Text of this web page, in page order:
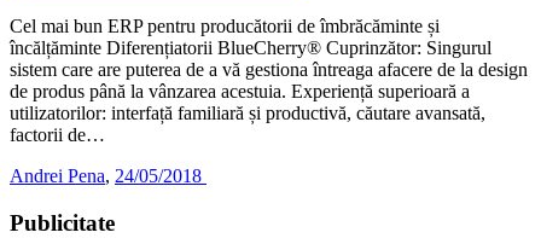
Cel mai bun ERP pentru producătorii de îmbrăcăminte și
încălțăminte Diferențiatorii BlueCherry® Cuprinzător: Singurul
sistem care are puterea de a vă gestiona întreaga afacere de la design
de produs până la vânzarea acestuia. Experiență superioară a
utilizatorilor: interfață familiară și productivă, căutare avansată,
factorii de…
Andrei Pena, 24/05/2018
Publicitate